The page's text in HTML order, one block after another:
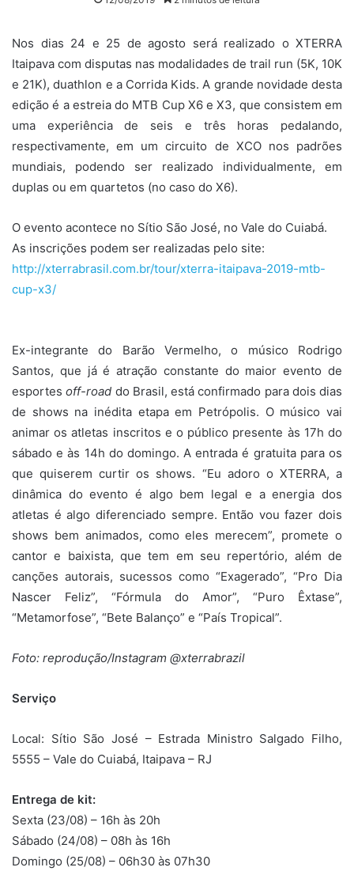
Nos dias 24 e 25 de agosto será realizado o XTERRA
Itaipava com disputas nas modalidades de trail run (5K, 10K
e 21K), duathlon e a Corrida Kids. A grande novidade desta
edição é a estreia do MTB Cup X6 e X3, que consistem em
uma experiência de seis e três horas pedalando,
respectivamente, em um circuito de XCO nos padrões
mundiais, podendo ser realizado individualmente, em
duplas ou em quartetos (no caso do X6).
O evento acontece no Sítio São José, no Vale do Cuiabá.
As inscrições podem ser realizadas pelo site:
http://xterrabrasil.com.br/tour/xterra-itaipava-2019-mtb-
cup-x3/
Ex-integrante do Barão Vermelho, o músico Rodrigo
Santos, que já é atração constante do maior evento de
esportesoff-road do Brasil, está confirmado para dois dias
de shows na inédita etapa em Petrópolis. O músico vai
animar os atletas inscritos e o público presente às 17h do
sábado e às 14h do domingo. A entrada é gratuita para os
que quiserem curtir os shows. “Eu adoro o XTERRA, a
dinâmica do evento é algo bem legal e a energia dos
atletas é algo diferenciado sempre. Então vou fazer dois
shows bem animados, como eles merecem”, promete o
cantor e baixista, que tem em seu repertório, além de
canções autorais, sucessos como “Exagerado”, “Pro Dia
Nascer Feliz”, “Fórmula do Amor”, “Puro Êxtase”,
“Metamorfose”, “Bete Balanço” e “País Tropical”.
Foto: reprodução/Instagram @xterrabrazil
Serviço
Local: Sítio São José – Estrada Ministro Salgado Filho,
5555 – Vale do Cuiabá, Itaipava – RJ
Entrega de kit:
Sexta (23/08) – 16h às 20h
Sábado (24/08) – 08h às 16h
Domingo (25/08) – 06h30 às 07h30